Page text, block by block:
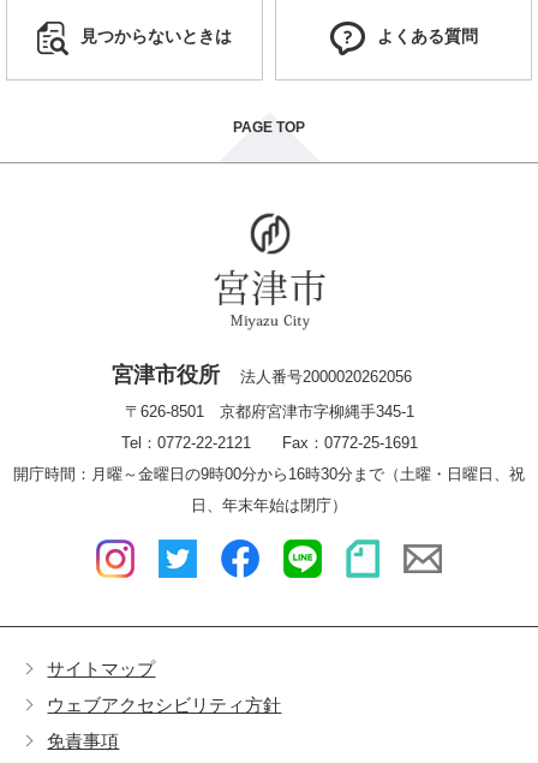
見つからないときは よくある質問
PAGE TOP
サイトマップ
ウェブアクセシビリティ方針
免責事項
宮津市役所
法人番号2000020262056
〒626-8501 京都府宮津市字柳縄手345-1
Tel：0772-22-2121 Fax：0772-25-1691
開庁時間：月曜～金曜日の9時00分から16時30分まで（土曜・日曜日、祝
日、年末年始は閉庁）